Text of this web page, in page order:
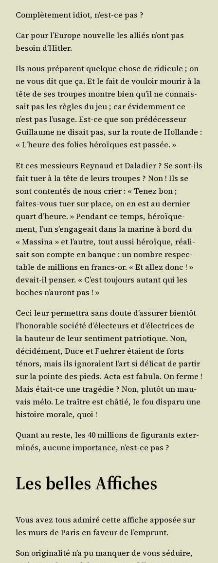
Com­plè­te­ment idiot, n’est-ce pas ?
Car pour l’Eu­rope nou­velle les alliés n’ont pas
besoin d’Hitler.
Ils nous pré­parent quelque chose de ridi­cule ; on
ne vous dit que ça. Et le fait de vou­loir mou­rir à la
tête de ses troupes montre bien qu’il ne connais­
sait pas les règles du jeu ; car évi­dem­ment ce
n’est pas l’u­sage. Est-ce que son pré­dé­ces­seur
Guillaume ne disait pas, sur la route de Hol­lande :
« L’heure des folies héroïques est passée. »
Et ces mes­sieurs Rey­naud et Dala­dier ? Se sont-ils
fait tuer à la tête de leurs troupes ? Non ! Ils se
sont conten­tés de nous crier : « Tenez bon ;
faites-vous tuer sur place, on en est au der­nier
quart d’heure. » Pen­dant ce temps, héroï­que­
ment, l’un s’en­ga­geait dans la marine à bord du
« Mas­si­na » et l’autre, tout aus­si héroïque, réa­li­
sait son compte en banque : un nombre res­pec­
table de mil­lions en francs-or. « Et allez donc ! »
devait-il pen­ser. « C’est tou­jours autant qui les
boches n’au­ront pas ! »
Ceci leur per­met­tra sans doute d’as­su­rer bien­tôt
l’ho­no­rable socié­té d’é­lec­teurs et d’élec­trices de
la hau­teur de leur sen­ti­ment patrio­tique. Non,
déci­dé­ment, Duce et Fueh­rer étaient de forts
ténors, mais ils igno­raient l’art si déli­cat de par­tir
sur la pointe des pieds. Acta est fabu­la. On ferme !
Mais était-ce une tra­gé­die ? Non, plu­tôt un mau­
vais mélo. Le traître est châ­tié, le fou dis­pa­ru une
his­toire morale, quoi !
Quant au reste, les 40 mil­lions de figu­rants exter­
mi­nés, aucune impor­tance, n’est-ce pas ?
Les belles Affiches
Vous avez tous admi­ré cette affiche appo­sée sur
les murs de Paris en faveur de l’emprunt.
Son ori­gi­na­li­té n’a pu man­quer de vous séduire,